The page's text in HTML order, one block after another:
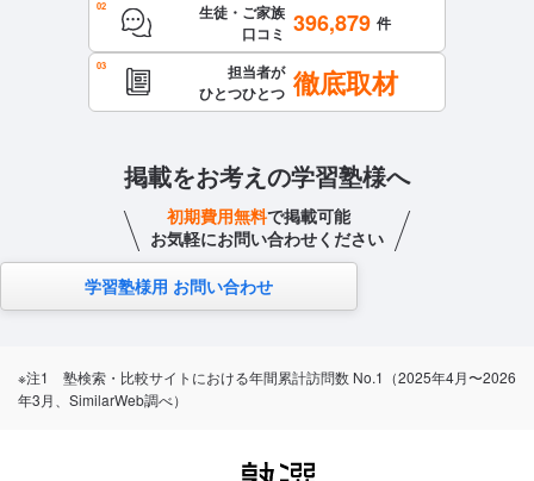
生徒・ご家族
口コミ 396,879 件
担当者が
ひとつひとつ 徹底取材
掲載をお考えの学習塾様へ
初期費用無料で掲載可能
お気軽にお問い合わせください
学習塾様用 お問い合わせ
※注1 塾検索・比較サイトにおける年間累計訪問数 No.1（2025年4月〜2026
年3月、SimilarWeb調べ）